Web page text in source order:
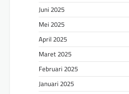
Juni 2025
Mei 2025
April 2025
Maret 2025
Februari 2025
Januari 2025